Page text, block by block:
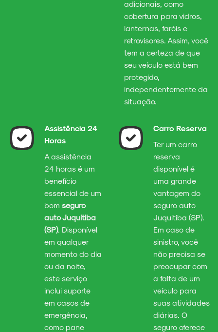
adicionais, como
cobertura para vidros,
lanternas, faróis e
retrovisores. Assim, você
tem a certeza de que
seu veículo está bem
protegido,
independentemente da
situação.
Assistência 24
Horas
A assistência
24 horas é um
benefício
essencial de um
bom seguro
auto Juquitiba
(SP). Disponível
em qualquer
momento do dia
ou da noite,
este serviço
inclui suporte
em casos de
emergência,
como pane
Carro Reserva
Ter um carro
reserva
disponível é
uma grande
vantagem do
seguro auto
Juquitiba (SP).
Em caso de
sinistro, você
não precisa se
preocupar com
a falta de um
veículo para
suas atividades
diárias. O
seguro oferece